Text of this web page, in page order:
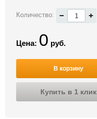
Количество:
Цена: 0 руб.
В корзину
Купить в 1 клик